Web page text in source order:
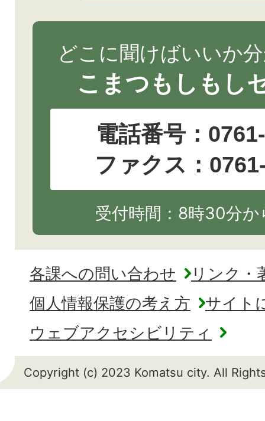
どこに聞けばいいか
こまつもしもし
電話番号：
ファクス：
受付時間：8時30分
各課への問い合わせ
リンク・
個人情報保護の考え方
サイト
ウェブアクセシビリティ
Copyright (c) 2023 Komatsu city. All